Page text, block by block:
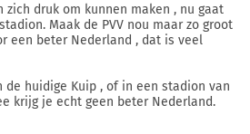
druk om kunnen maken , nu gaat
Maak de PVV nou maar zo groot
een beter Nederland , dat is veel
de huidige Kuip , of in een stadion van
krijg je echt geen beter Nederland.